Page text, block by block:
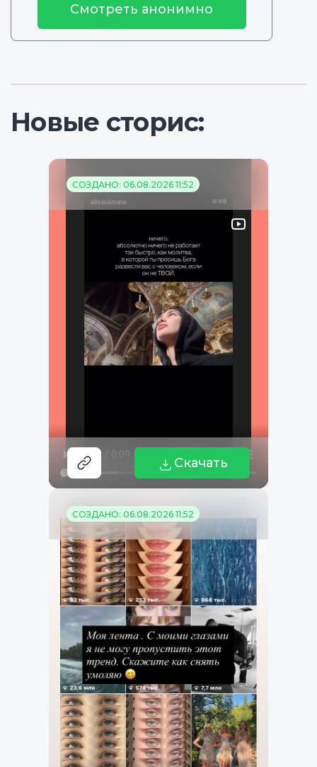
Смотреть анонимно
Новые сторис:
СОЗДАНО: 06.08.2026 11:52
Скачать
СОЗДАНО: 06.08.2026 11:52